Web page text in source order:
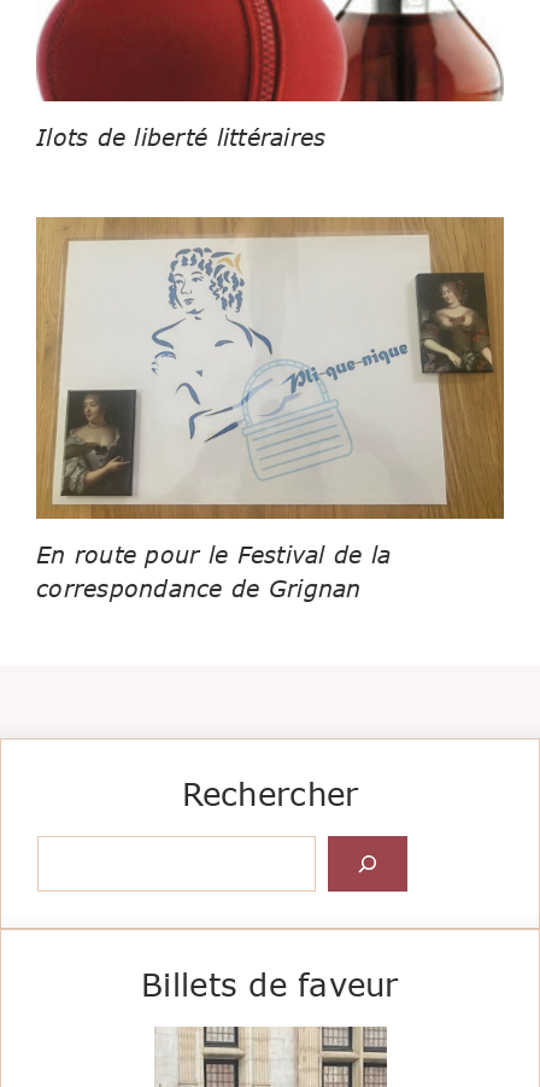
Ilots de liberté littéraires
En route pour le Festival de la
correspondance de Grignan
Rechercher
Billets de faveur